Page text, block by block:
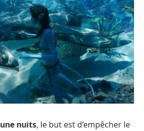
nuits, le but est d’empêcher le